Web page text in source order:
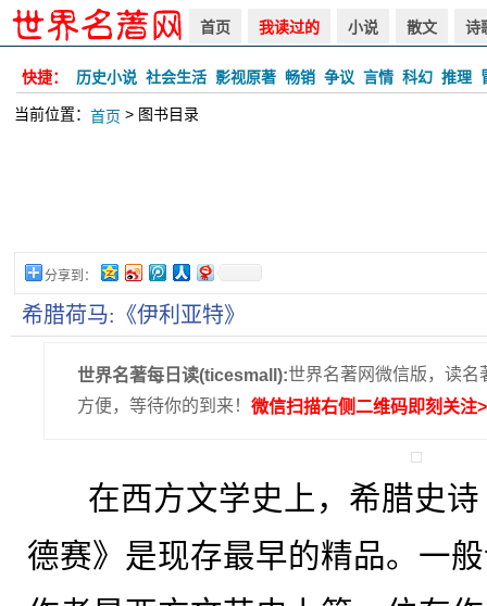
首页 我读过的 小说 散文 诗
快捷： 历史小说 社会生活 影视原著 畅销 争议 言情 科幻 推理
当前位置： 首页 > 图书目录
分享到：
希腊荷马:《伊利亚特》
世界名著每日读(ticesmall):世界名著网微信版，读名
方便，等待你的到来！ 微信扫描右侧二维码即刻关注
在西方文学史上，希腊史诗
德赛》是现存最早的精品。一